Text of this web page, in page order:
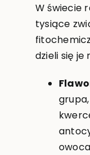
W świecie
tysiące
dzieli się je